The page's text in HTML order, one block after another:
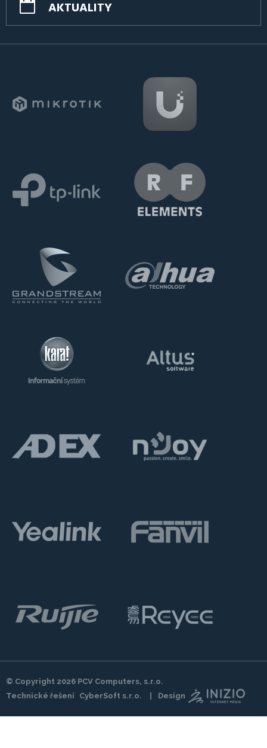
AKTUALITY
© Copyright 2026 PCV Computers, s.r.o.
Technické řešení CyberSoft s.r.o. Design